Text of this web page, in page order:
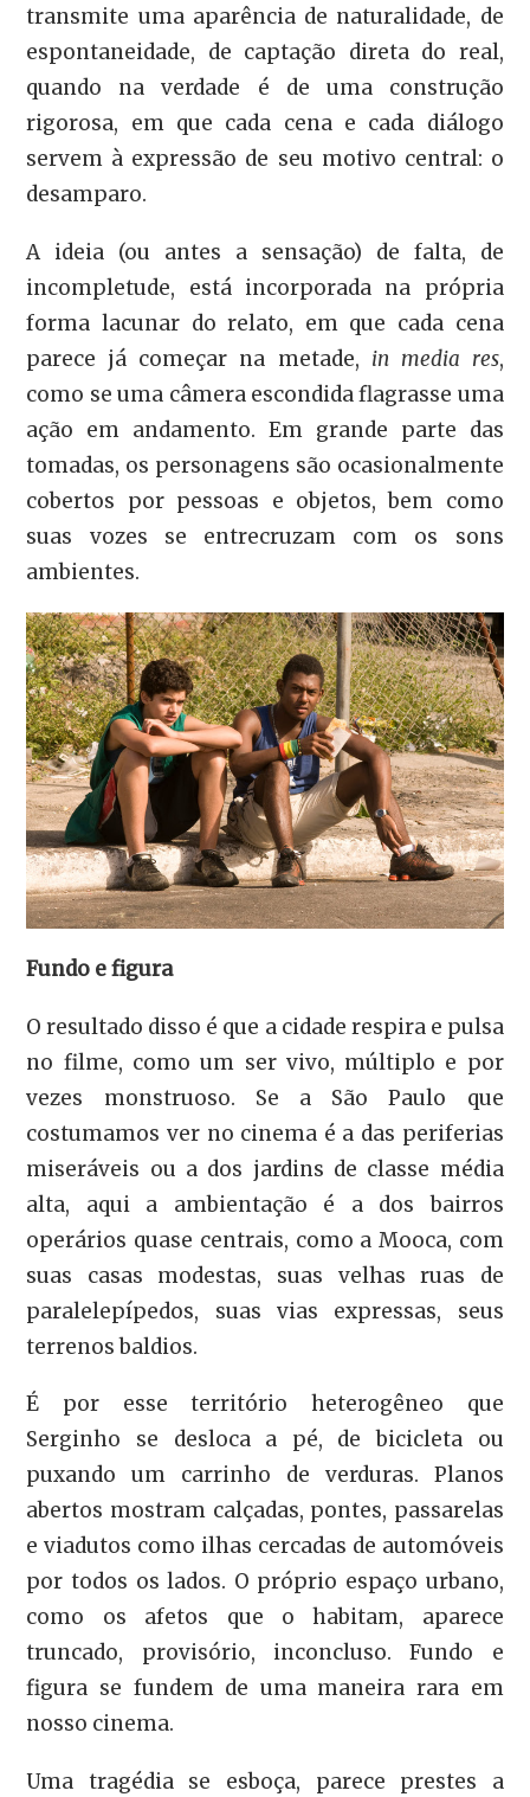
transmite uma aparência de naturalidade, de
espontaneidade, de captação direta do real,
quando na verdade é de uma construção
rigorosa, em que cada cena e cada diálogo
servem à expressão de seu motivo central: o
desamparo.
A ideia (ou antes a sensação) de falta, de
incompletude, está incorporada na própria
forma lacunar do relato, em que cada cena
parece já começar na metade, in media res,
como se uma câmera escondida flagrasse uma
ação em andamento. Em grande parte das
tomadas, os personagens são ocasionalmente
cobertos por pessoas e objetos, bem como
suas vozes se entrecruzam com os sons
ambientes.
Fundo e figura
O resultado disso é que a cidade respira e pulsa
no filme, como um ser vivo, múltiplo e por
vezes monstruoso. Se a São Paulo que
costumamos ver no cinema é a das periferias
miseráveis ou a dos jardins de classe média
alta, aqui a ambientação é a dos bairros
operários quase centrais, como a Mooca, com
suas casas modestas, suas velhas ruas de
paralelepípedos, suas vias expressas, seus
terrenos baldios.
É por esse território heterogêneo que
Serginho se desloca a pé, de bicicleta ou
puxando um carrinho de verduras. Planos
abertos mostram calçadas, pontes, passarelas
e viadutos como ilhas cercadas de automóveis
por todos os lados. O próprio espaço urbano,
como os afetos que o habitam, aparece
truncado, provisório, inconcluso. Fundo e
figura se fundem de uma maneira rara em
nosso cinema.
Uma tragédia se esboça, parece prestes a